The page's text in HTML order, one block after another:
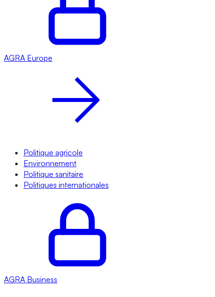
AGRA Europe
Politique agricole
Environnement
Politique sanitaire
Politiques internationales
AGRA Business